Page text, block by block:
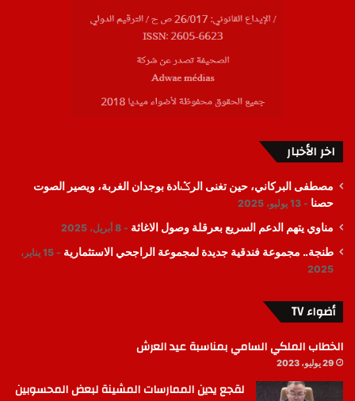
اخر الأخبار
مصطفى البركاني، حين تغنى الرݣادة بوجدان الغربة، ويصير الصوت
حصنا
13 يوليو، 2025
مناوي يتهم الدعم السريع بعرقلة وصول الاغاثة 8 أبريل، 2025
طنجة.. مجموعة فندقية جديدة لمجموعة الراجحي الاستثمارية
15 يناير،
2025
أضواء TV
الخطاب الملكي السامي بمناسبة عيد العرش
29 يوليو، 2023
لقجع يدين الممارسات المشينة لبعض المحسوبين